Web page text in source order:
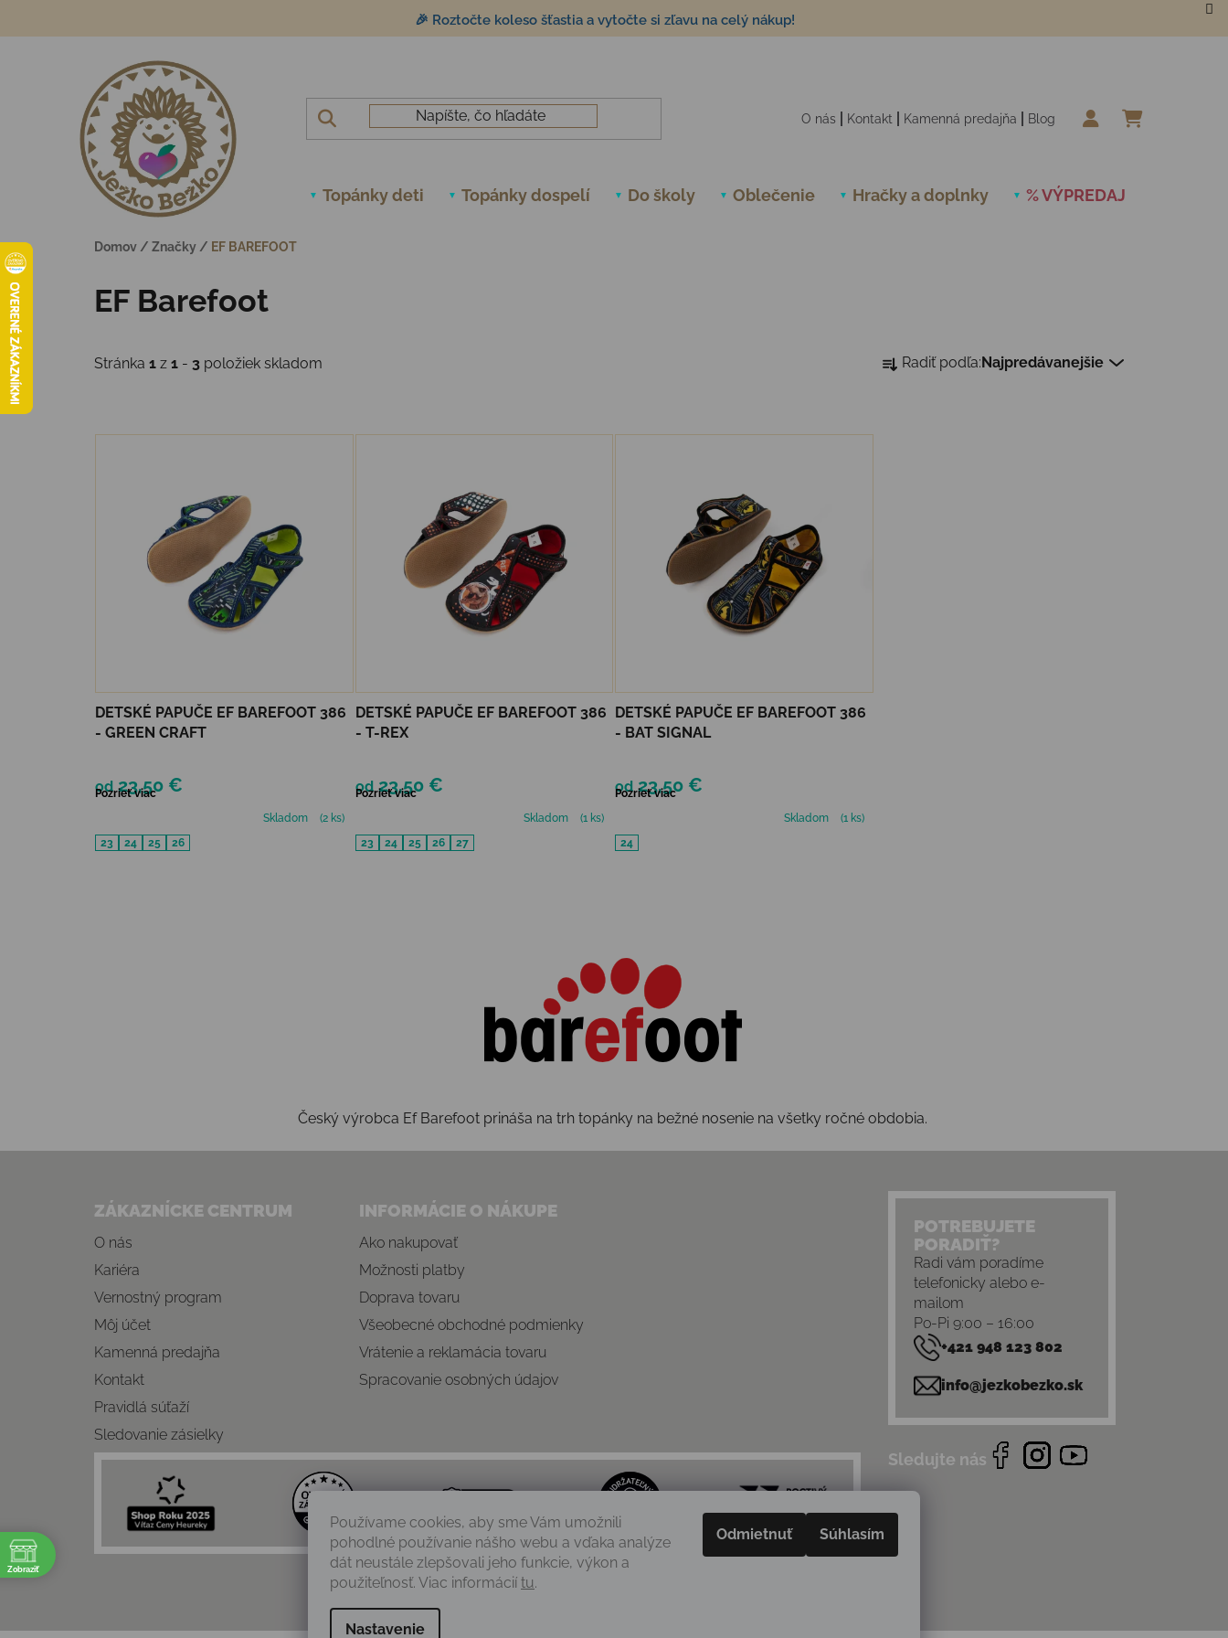
Používame cookies, aby sme Vám umožnili
pohodlné používanie nášho webu a vďaka analýze
dát neustále zlepšovali jeho funkcie, výkon a
použiteľnosť. Viac informácií tu.
Nastavenie
Odmietnuť Súhlasím
🎉 Roztočte koleso šťastia a vytočte si zľavu na celý nákup!
O nás Kontakt Kamenná predajňa Blog
Topánky deti Topánky dospelí Do školy Oblečenie Hračky a doplnky % VÝPREDAJ
Domov / Značky / EF BAREFOOT
EF Barefoot
Stránka 1 z 1 - 3 položiek skladom
Radenie produktov
Radiť podľa: Najpredávanejšie
Výpis produktov
DETSKÉ PAPUČE EF BAREFOOT 386
- GREEN CRAFT
od23,50 €
Pozrieť viac
Skladom
(2 ks)
23
24 25 26
DETSKÉ PAPUČE EF BAREFOOT 386
- T-REX
od23,50 €
Pozrieť viac
Skladom
(1 ks)
23
24 25 26 27
DETSKÉ PAPUČE EF BAREFOOT 386
- BAT SIGNAL
od23,50 €
Pozrieť viac
Skladom
(1 ks)
24
Český výrobca Ef Barefoot prináša na trh topánky na bežné nosenie na všetky ročné obdobia.
ZÁKAZNÍCKE CENTRUM
O nás
Kariéra
Vernostný program
Môj účet
Kamenná predajňa
Kontakt
Pravidlá súťaží
Sledovanie zásielky
INFORMÁCIE O NÁKUPE
Ako nakupovať
Možnosti platby
Doprava tovaru
Všeobecné obchodné podmienky
Vrátenie a reklamácia tovaru
Spracovanie osobných údajov
POTREBUJETE
PORADIŤ?
Radi vám poradíme
telefonicky alebo e-
mailom
Po-Pi 9:00 – 16:00
+421 948 123 802
info@jezkobezko.sk
Sledujte nás
Zobraziť